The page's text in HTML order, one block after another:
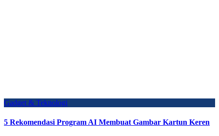
Gadget & Teknologi
5 Rekomendasi Program AI Membuat Gambar Kartun Keren